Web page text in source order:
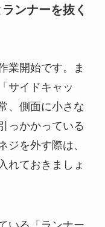
ンナーを抜く
業開始です。ま
サイドキャッ
、側面に小さな
っかかっている
ジを外す際は、
れておきましょ